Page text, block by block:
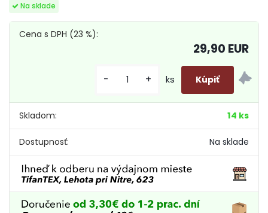
Skladom: 14 ks
Dostupnosť: Na sklade
Cena s DPH (23 %):
29,90 EUR
- + ks